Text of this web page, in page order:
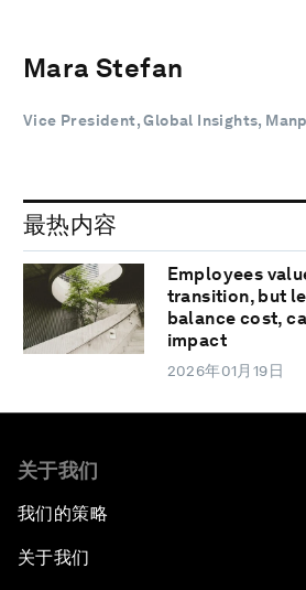
Mara Stefan
Vice President, Global Insights,
最热内容
Employees
transition, but
balance cost,
impact
2026年01月19日
关于我们
我们的策略
关于我们